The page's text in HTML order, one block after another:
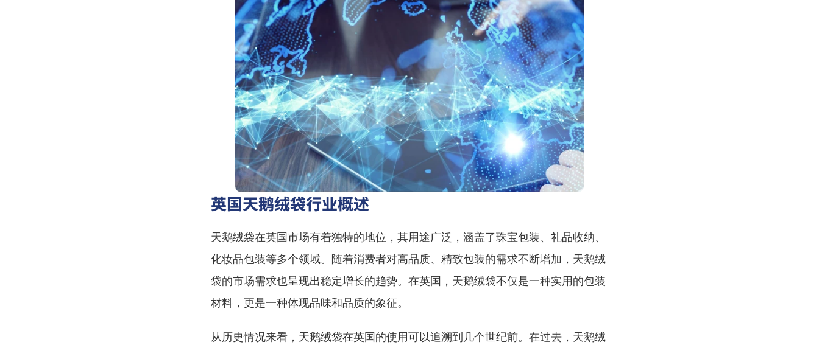
英国天鹅绒袋行业概述
天鹅绒袋在英国市场有着独特的地位，其用途广泛，涵盖了珠宝包装、礼品收纳、
化妆品包装等多个领域。随着消费者对高品质、精致包装的需求不断增加，天鹅绒
袋的市场需求也呈现出稳定增长的趋势。在英国，天鹅绒袋不仅是一种实用的包装
材料，更是一种体现品味和品质的象征。
从历史情况来看，天鹅绒袋在英国的使用可以追溯到几个世纪前。在过去，天鹅绒